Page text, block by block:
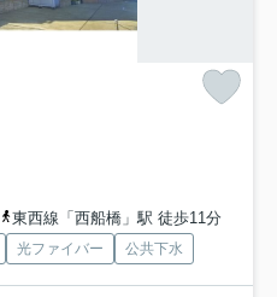
東西線「西船橋」駅 徒歩11分
光ファイバー 公共下水